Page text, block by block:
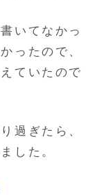
いてなかっ
ったので、
ていたので
過ぎたら、
した。